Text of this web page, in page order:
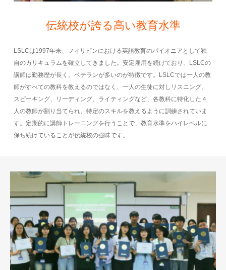
伝統校が誇る高い教育水準
LSLCは1997年来、フィリピンにおける英語教育のパイオニアとして独
自のカリキュラムを確立してきました。安定雇用を続けており、LSLCの
講師は勤務歴が長く、ベテランが多いのが特徴です。LSLCでは一人の教
師がすべての教科を教えるのではなく、一人の生徒に対しリスニング、
スピーキング、リーディング、ライティングなど、各教科に特化した４
人の教師が割り当てられ、特定のスキルを教えるように訓練されていま
す。定期的に講師トレーニングを行うことで、教育水準をハイレベルに
保ち続けていることが伝統校の強味です。